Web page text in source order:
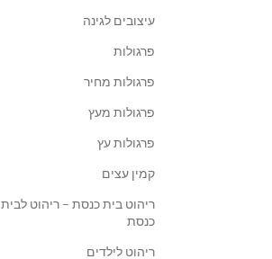
עיצובים לגינה
פרגולות
פרגולות מחיר
פרגולות מעץ
פרגולות עץ
קמין עצים
ריהוט בית כנסת – ריהוט לבית
כנסת
ריהוט לילדים